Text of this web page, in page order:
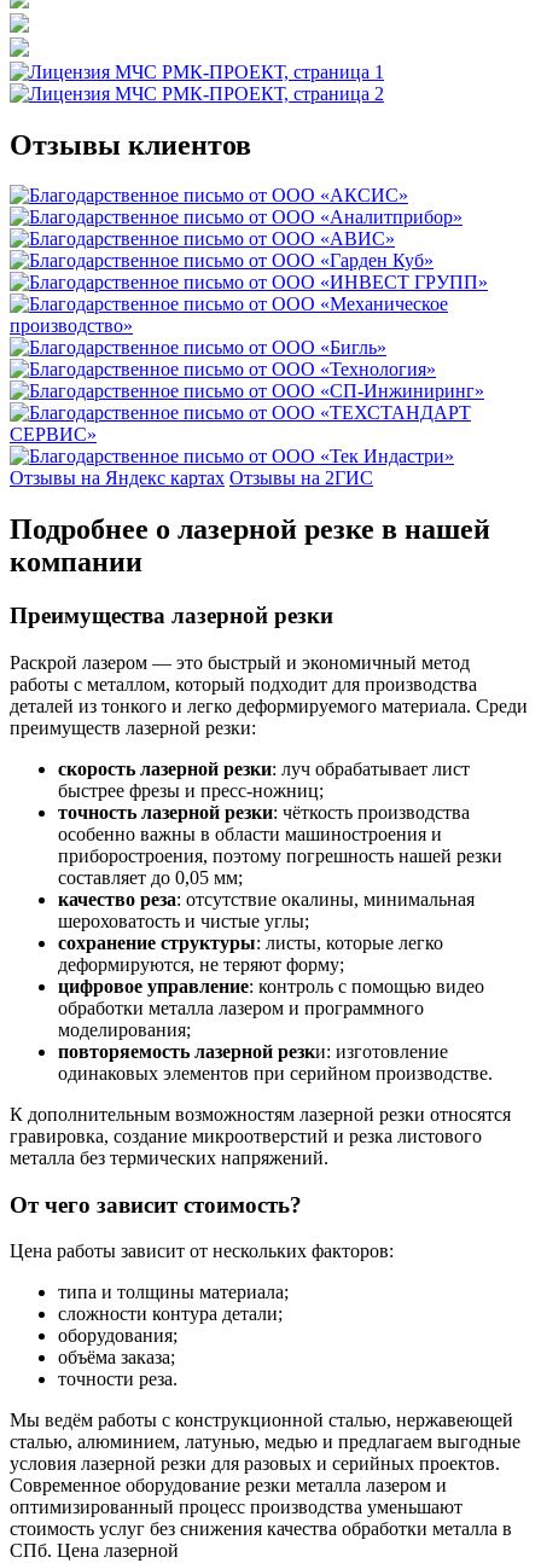
Отзывы клиентов
Отзывы на Яндекс картах Отзывы на 2ГИС
Подробнее о лазерной резке в нашей
компании
Преимущества лазерной резки
Раскрой лазером — это быстрый и экономичный метод
работы с металлом, который подходит для производства
деталей из тонкого и легко деформируемого материала. Среди
преимуществ лазерной резки:
скорость лазерной резки: луч обрабатывает лист
быстрее фрезы и пресс-ножниц;
точность лазерной резки: чёткость производства
особенно важны в области машиностроения и
приборостроения, поэтому погрешность нашей резки
составляет до 0,05 мм;
качество реза: отсутствие окалины, минимальная
шероховатость и чистые углы;
сохранение структуры: листы, которые легко
деформируются, не теряют форму;
цифровое управление: контроль с помощью видео
обработки металла лазером и программного
моделирования;
повторяемость лазерной резки: изготовление
одинаковых элементов при серийном производстве.
К дополнительным возможностям лазерной резки относятся
гравировка, создание микроотверстий и резка листового
металла без термических напряжений.
От чего зависит стоимость?
Цена работы зависит от нескольких факторов:
типа и толщины материала;
сложности контура детали;
оборудования;
объёма заказа;
точности реза.
Мы ведём работы с конструкционной сталью, нержавеющей
сталью, алюминием, латунью, медью и предлагаем выгодные
условия лазерной резки для разовых и серийных проектов.
Современное оборудование резки металла лазером и
оптимизированный процесс производства уменьшают
стоимость услуг без снижения качества обработки металла в
СПб. Цена лазерной